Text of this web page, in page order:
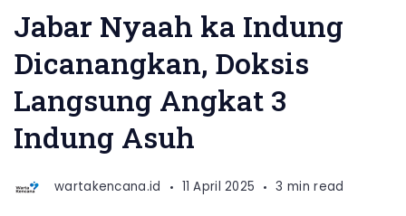
Jabar
Siska
Gerfianti
menyerahkan
bantuan
kepada
Jabar Nyaah ka Indung
Dicanangkan, Doksis
Langsung Angkat 3
Indung Asuh
wartakencana.id 11 April 2025 3 min read